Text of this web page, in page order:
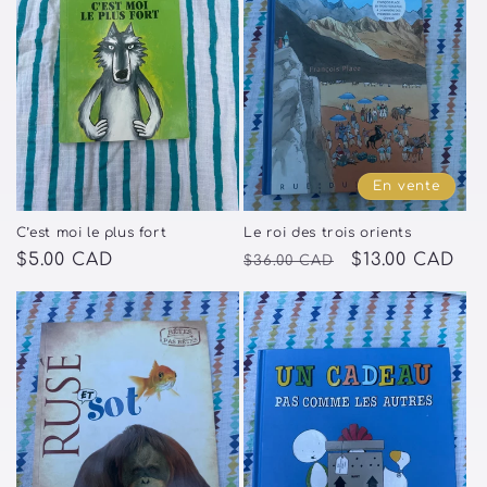
C’est moi le plus fort
Prix
$5.00 CAD
En vente
Le roi des trois orients
Prix
$36.00 CAD
Prix
$13.00 CAD